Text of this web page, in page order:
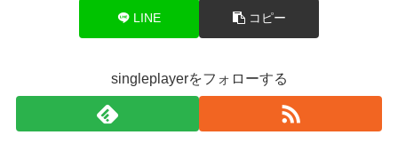
LINE コピー
singleplayerをフォローする